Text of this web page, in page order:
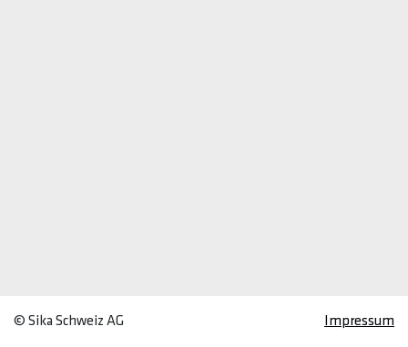
© Sika Schweiz AG Impressum